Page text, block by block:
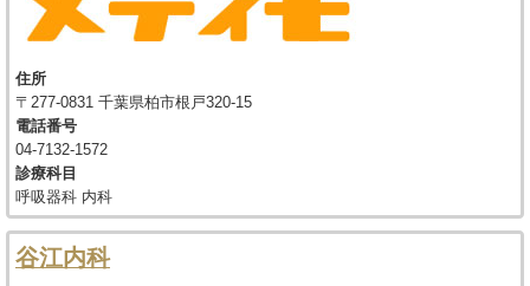
住所
〒277-0831 千葉県柏市根戸320-15
電話番号
04-7132-1572
診療科目
呼吸器科 内科
谷江内科